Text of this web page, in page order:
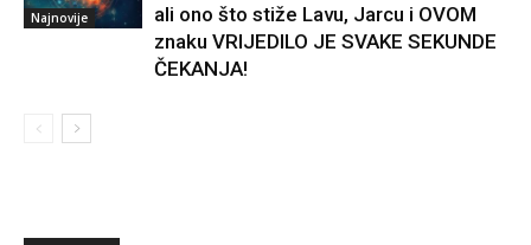
Najnovije
ali ono što stiže Lavu, Jarcu i OVOM
znaku VRIJEDILO JE SVAKE SEKUNDE
ČEKANJA!